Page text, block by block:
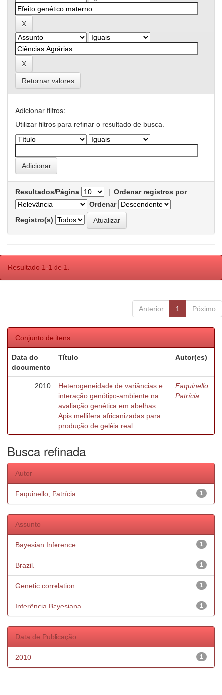
Retornar valores
Adicionar filtros:
Utilizar filtros para refinar o resultado de busca.
Resultados/Página | Ordenar registros por
Ordenar
Registro(s)
Resultado 1-1 de 1.
Anterior 1 Póximo
Conjunto de itens:
Data do
documento
Título Autor(es)
2010
Heterogeneidade de variâncias e
interação genótipo-ambiente na
avaliação genética em abelhas
Apis mellifera africanizadas para
produção de geléia real
Faquinello,
Patrícia
Busca refinada
Autor
1
Faquinello, Patrícia
Assunto
1
Bayesian Inference
1
Brazil.
1
Genetic correlation
1
Inferência Bayesiana
Data de Publicação
1
2010